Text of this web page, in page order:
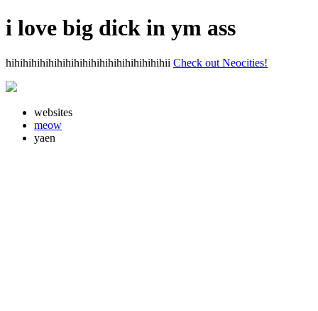
i love big dick in ym ass
hihihihihihihihihihihihihihihihihihihii Check out Neocities!
websites
meow
yaen